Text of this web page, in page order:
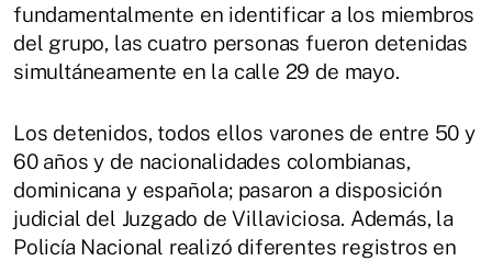
fundamentalmente en identificar a los miembros
del grupo, las cuatro personas fueron detenidas
simultáneamente en la calle 29 de mayo.
Los detenidos, todos ellos varones de entre 50 y
60 años y de nacionalidades colombianas,
dominicana y española; pasaron a disposición
judicial del Juzgado de Villaviciosa. Además, la
Policía Nacional realizó diferentes registros en